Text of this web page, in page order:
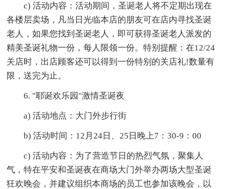
c) 活动内容：活动期间，圣诞老人将不定期出现在
各楼层卖场，凡当日光临本店的朋友可在店内寻找圣诞
老人，如果您找到圣诞老人，即可获得圣诞老人派发的
精美圣诞礼物一份，每人限领一份。特别提醒：在12/24
关店时，出店顾客还可以得到一份特别的关店礼!数量有
限，送完为止。
6. "耶诞欢乐园"激情圣诞夜
a) 活动地点：大门外步行街
b) 活动时间：12月24日、25日晚上7：30-9：00
c) 活动内容：为了营造节日的热烈气氛，聚集人
气，特在平安和圣诞夜在商场大门外举办两场大型圣诞
狂欢晚会，并建议组织本商场的员工也参加该晚会，以